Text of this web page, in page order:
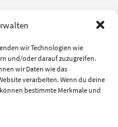
wir Technologien wie
und/oder darauf zuzugreifen.
wir Daten wie das
verarbeiten. Wenn du deine
bestimmte Merkmale und